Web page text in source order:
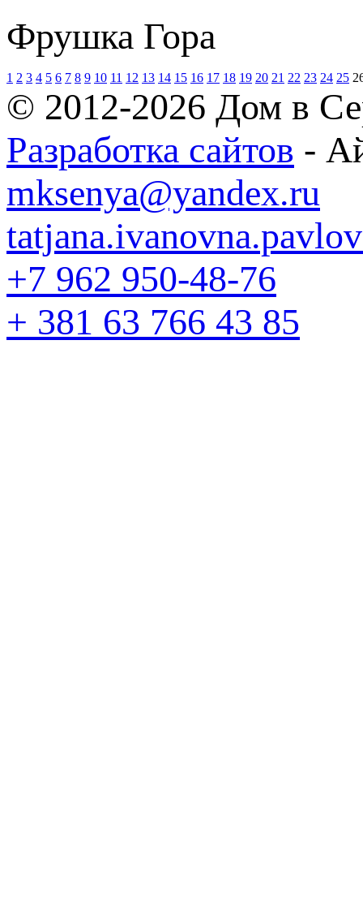
Фрушка Гора
1 2 3 4 5 6 7 8 9 10 11 12 13 14 15 16 17 18 19 20 21 22 23 24 25
© 2012-2026 Дом в
Разработка сайтов -
mksenya@yandex.ru
+7 962 950-48-76
+ 381 63 766 43 85